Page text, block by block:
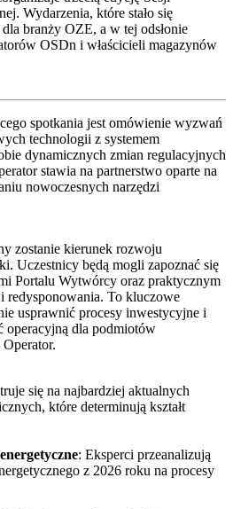
Wydarzenia, które stało się
branży OZE, a w tej odsłonie
OSDn i właścicieli magazynów
spotkania jest omówienie wyzwań
technologii z systemem
dynamicznych zmian regulacyjnych
stawia na partnerstwo oparte na
nowoczesnych narzędzi
zostanie kierunek rozwoju
Uczestnicy będą mogli zapoznać się
Portalu Wytwórcy oraz praktycznym
redysponowania. To kluczowe
usprawnić procesy inwestycyjne i
operacyjną dla podmiotów
się na najbardziej aktualnych
które determinują kształt
: Eksperci przeanalizują
z 2026 roku na procesy